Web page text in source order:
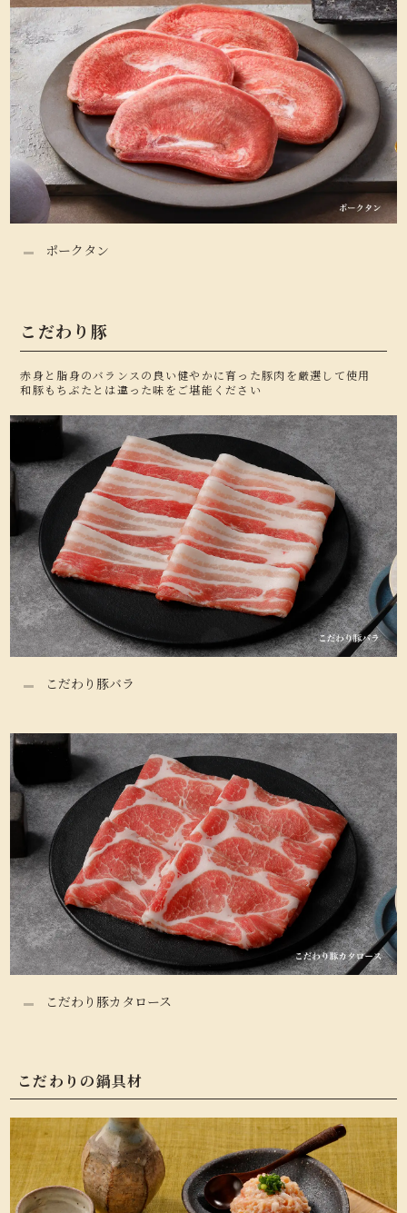
ポークタン
こだわり豚
赤身と脂身のバランスの良い健やかに育った豚肉を厳選して使用
和豚もちぶたとは違った味をご堪能ください
こだわり豚バラ
こだわり豚カタロース
こだわりの鍋具材